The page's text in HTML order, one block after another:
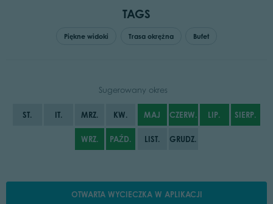
TAGS
Piękne widoki Trasa okrężna Bufet
Sugerowany okres
ST. IT. MRZ. KW. MAJ CZERW. LIP. SIERP.
WRZ. PAŹD. LIST. GRUDZ.
OTWARTA WYCIECZKA W APLIKACJI